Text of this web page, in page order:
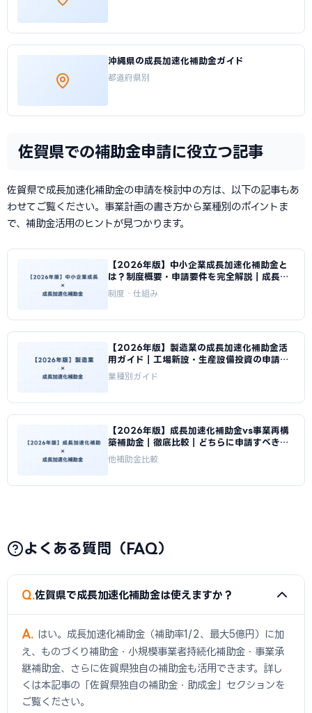
沖縄県の成長加速化補助金ガイド
都道府県別
佐賀県での補助金申請に役立つ記事
佐賀県で成長加速化補助金の申請を検討中の方は、以下の記事もあ
わせてご覧ください。事業計画の書き方から業種別のポイントま
で、補助金活用のヒントが見つかります。
【2026年版】中小企業成長加速化補助金と
は？制度概要・申請要件を完全解説｜成長加
速化補助金ナビ
制度・仕組み
【2026年版】製造業の成長加速化補助金活
用ガイド｜工場新設・生産設備投資の申請戦
略｜成長加速化補助金ナビ
業種別ガイド
【2026年版】成長加速化補助金vs事業再構
築補助金｜徹底比較｜どちらに申請すべきか
｜成長加速化補助金ナビ
他補助金比較
よくある質問（FAQ）
Q 佐賀県で成長加速化補助金は使えますか？
A
はい。成長加速化補助金（補助率1/2、最大5億円）に加
え、ものづくり補助金・小規模事業者持続化補助金・事業承
継補助金、さらに佐賀県独自の補助金も活用できます。詳し
くは本記事の「佐賀県独自の補助金・助成金」セクションを
ご覧ください。